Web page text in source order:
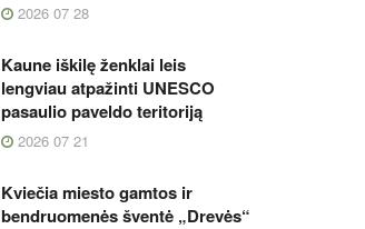
2026 07 28
Kaune iškilę ženklai leis
lengviau atpažinti UNESCO
pasaulio paveldo teritoriją
2026 07 21
Kviečia miesto gamtos ir
bendruomenės šventė „Drevės“